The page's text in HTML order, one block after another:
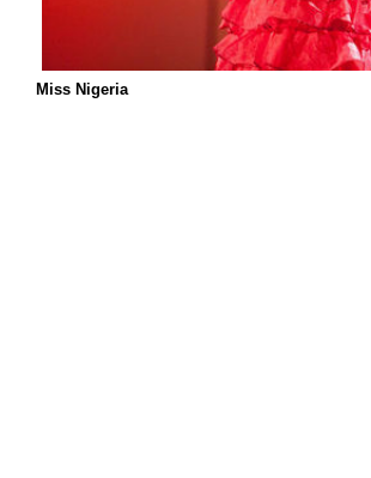
Miss Nigeria